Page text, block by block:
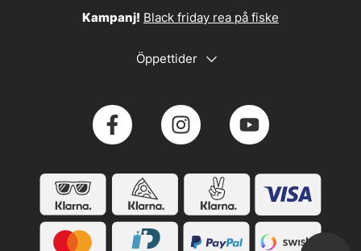
Kampanj! Black friday rea på fiske
Öppettider